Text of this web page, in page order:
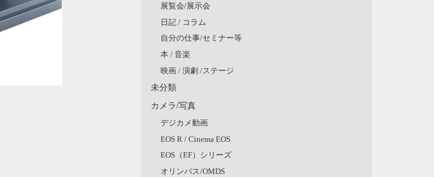
展覧会/展示会
日記 / コラム
自分の仕事/セミナー等
本 / 音楽
映画 / 演劇 /ステージ
未分類
カメラ/写真
デジカメ動画
EOS R / Cinema EOS
EOS（EF）シリーズ
オリンパス/OMDS